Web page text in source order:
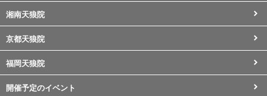
湘南天狼院
京都天狼院
福岡天狼院
開催予定のイベント